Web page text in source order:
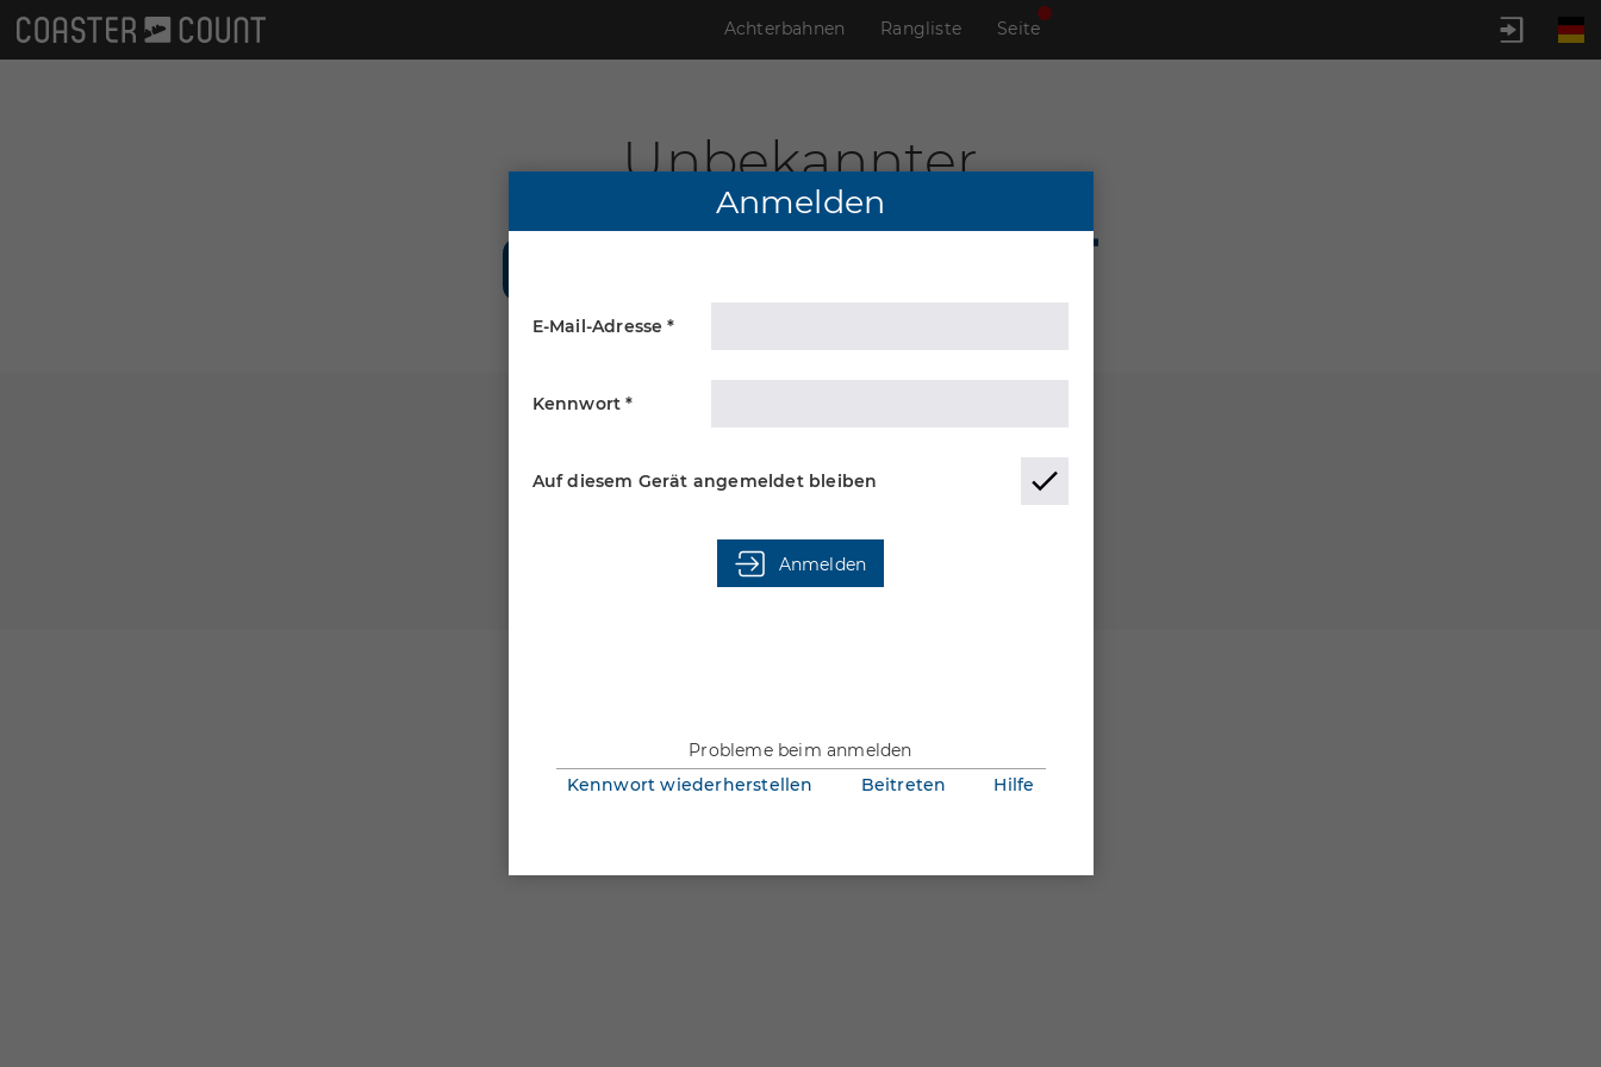
Achterbahnen Rangliste Seite
Unbekannter
Du bist nicht angemeldet.
Anmelden
E-Mail-Adresse *
Kennwort *
Auf diesem Gerät angemeldet bleiben
Anmelden
Probleme beim anmelden
Kennwort wiederherstellen
Beitreten Hilfe